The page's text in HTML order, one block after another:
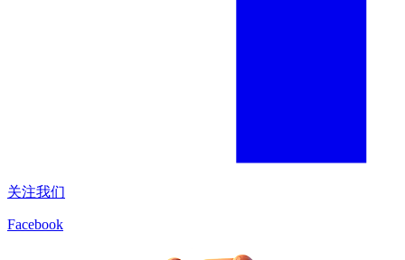
关注我们
Facebook